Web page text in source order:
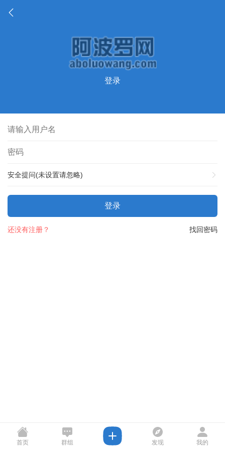
登录
安全提问(未设置请忽略)
登录
找回密码
还没有注册？
首页 群组 发现 我的